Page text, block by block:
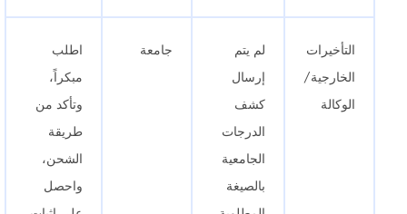
التأخيرات
الخارجية/
الوكالة
لم يتم
إرسال
كشف
الدرجات
الجامعية
بالصيغة
جامعة
اطلب
مبكراً،
وتأكد من
طريقة
الشحن،
واحصل